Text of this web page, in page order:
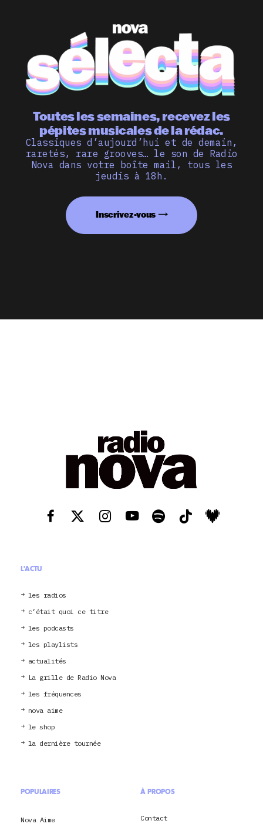
Toutes les semaines, recevez les
pépites musicales de la rédac.
Classiques d’aujourd’hui et de demain,
raretés, rare grooves… le son de Radio
Nova dans votre boîte mail, tous les
jeudis à 18h.
Inscrivez-vous
L'ACTU
les radios
c’était quoi ce titre
les podcasts
les playlists
actualités
La grille de Radio Nova
les fréquences
nova aime
le shop
la dernière tournée
POPULAIRES
Nova Aime
À PROPOS
Contact